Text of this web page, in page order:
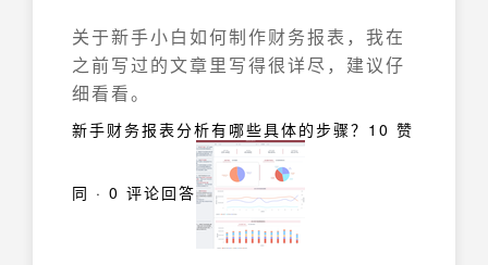
关于新手小白如何制作财务报表，我在
之前写过的文章里写得很详尽，建议仔
细看看。
新手财务报表分析有哪些具体的步骤？ 10 赞
同 · 0 评论回答